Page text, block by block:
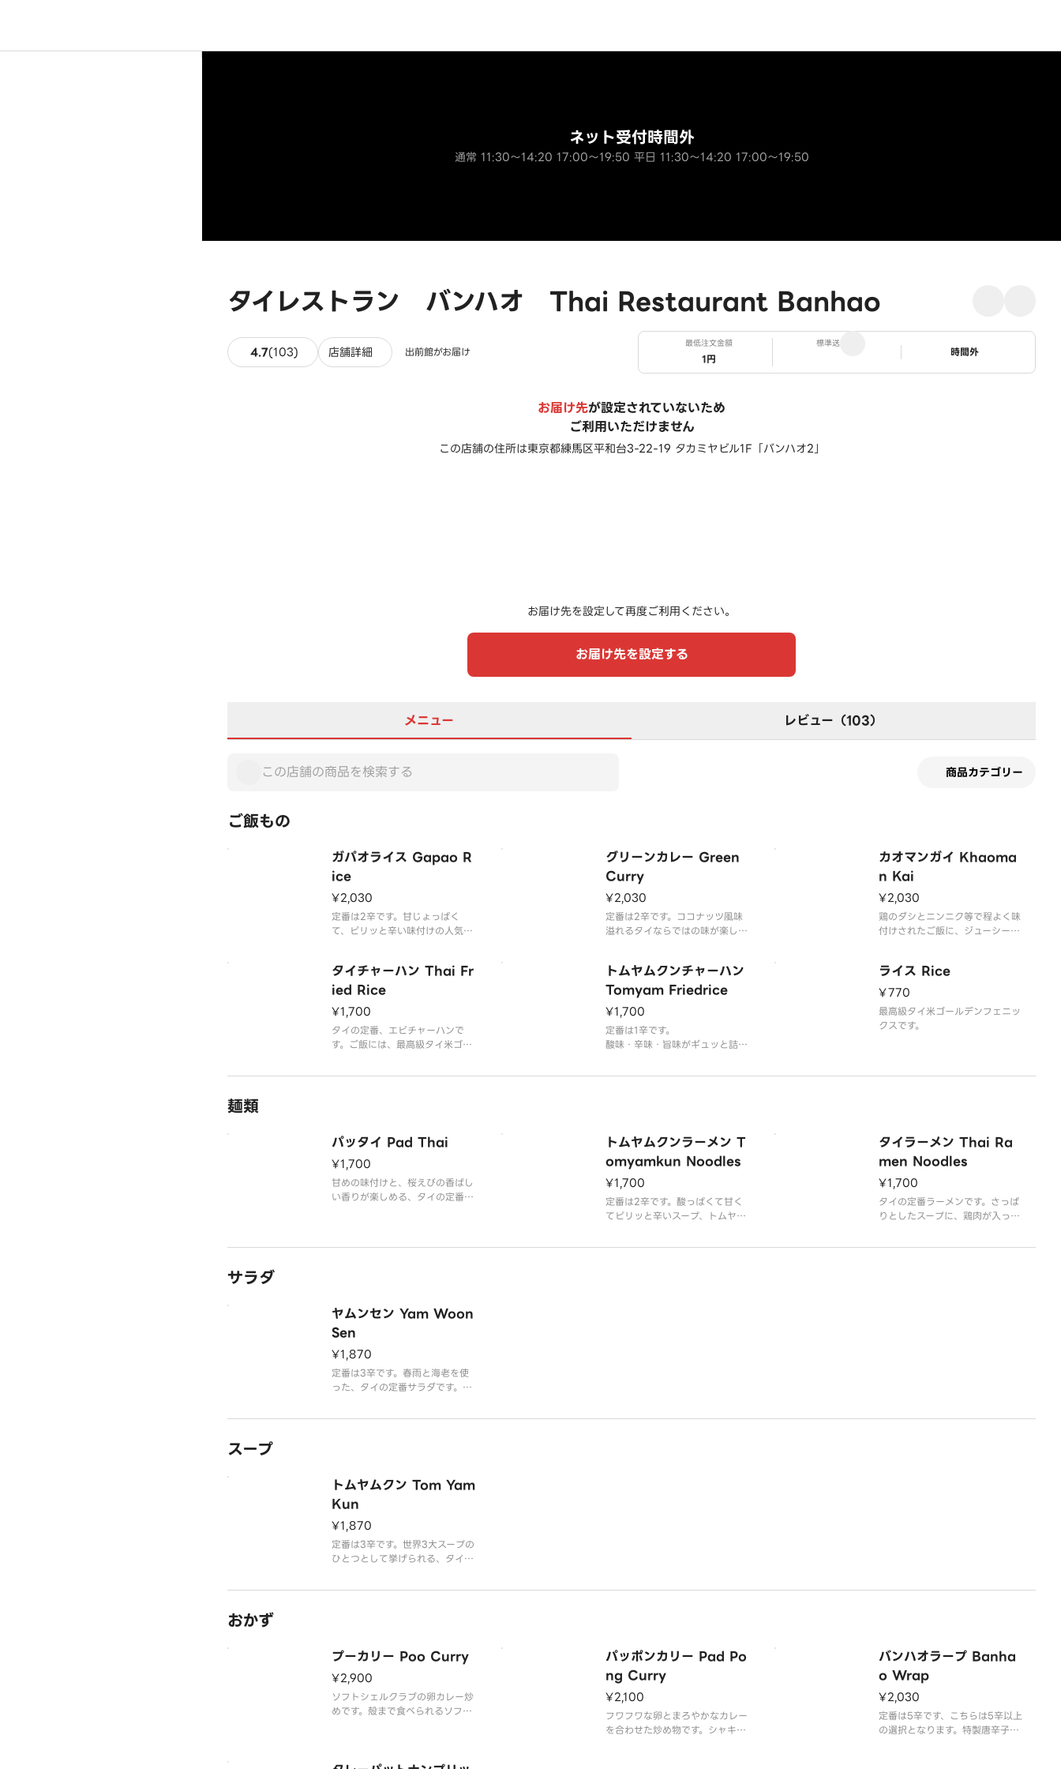
タイレストラン バンハオ Thai Restaurant Banhao
ネット受付時間外
通常 11:30～14:20 17:00～19:50 平日 11:30～14:20 17:00～19:50
4.7(103) 103件のレビュー
店舗詳細 出前館がお届け
最低注文金額
1円
標準送料
ステータス
時間外
お届け先が設定されていないため
ご利用いただけません
この店舗の住所は東京都練馬区平和台3-22-19 タカミヤビル1F「バンハオ2」
お届け先を設定して再度ご利用ください。
お届け先を設定する
メニュー レビュー（103）
商品カテゴリー
ご飯もの
ガパオライス Gapao R
ice
¥2,030
定番は2辛です。甘じょっぱく
て、ピリッと辛い味付けの人気ナ
け、その上に目玉焼きを乗っけた
自慢の一品です。ご飯には、最高
を使用しております。
グリーンカレー Green
Curry
¥2,030
定番は2辛です。ココナッツ風味
溢れるタイならではの味が楽しめ
は、最高級タイ米ゴールデンフェ
ニックスを使用しております。
カオマンガイ Khaoma
n Kai
¥2,030
鶏のダシとニンニク等で程よく味
付けされたご飯に、ジューシーな
い。ご飯には、最高級タイ米ゴー
ルデンフェニックスを使用してお
ります。
タイチャーハン Thai Fr
ied Rice
¥1,700
タイの定番、エビチャーハンで
す。ご飯には、最高級タイ米ゴー
ります。
トムヤムクンチャーハン
Tomyam Friedrice
¥1,700
定番は1辛です。
酸味・辛味・旨味がギュッと詰ま
ーハンです。箸が止まらなくな
ライス Rice
¥770
最高級タイ米ゴールデンフェニッ
クスです。
麺類
パッタイ Pad Thai
¥1,700
甘めの味付けと、桜えびの香ばし
い香りが楽しめる、タイの定番焼
トムヤムクンラーメン T
omyamkun Noodles
¥1,700
定番は2辛です。酸っぱくて甘く
てピリッと辛いスープ、トムヤム
入っているので、辛さがまろやか
タイラーメン Thai Ra
men Noodles
¥1,700
タイの定番ラーメンです。さっぱ
りとしたスープに、鶏肉が入った
ります。麺とスープは別にしてお
サラダ
ヤムンセン Yam Woon
Sen
¥1,870
定番は3辛です。春雨と海老を使
った、タイの定番サラダです。甘
わさった味付けで、さっぱりとお
スープ
トムヤムクン Tom Yam
Kun
¥1,870
定番は3辛です。世界3大スープの
ひとつとして挙げられる、タイの
旨味が絡み合った絶妙な味わいで
おかず
プーカリー Poo Curry
¥2,900
ソフトシェルクラブの卵カレー炒
めです。殻まで食べられるソフト
パッポンカリー Pad Po
ng Curry
¥2,100
フワフワな卵とまろやかなカレー
を合わせた炒め物です。シャキシ
バンハオラープ Banha
o Wrap
¥2,030
定番は5辛です、こちらは5辛以上
の選択となります。特製唐辛子を